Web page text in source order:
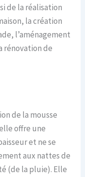
de la réalisation
la création
l’aménagement
rénovation de
de la mousse
offre une
et ne se
aux nattes de
(de la pluie). Elle